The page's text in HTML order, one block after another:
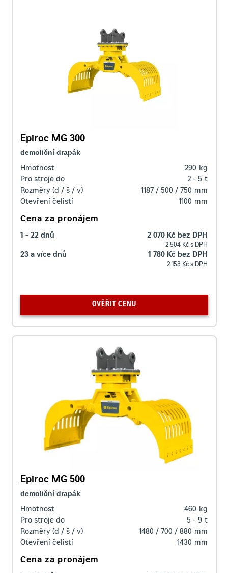
Epiroc MG 300
demoliční drapák
Hmotnost 290 kg
Pro stroje do
2 - 5 t
Rozměry (d / š / v)
1187 / 500 / 750 mm
Otevření čelistí
1100 mm
Cena za pronájem
1 - 22 dnů 2 070 Kč bez DPH
2 504 Kč s DPH
23 a více dnů 1 780 Kč bez DPH
2 153 Kč s DPH
OVĚŘIT CENU
Epiroc MG 500
demoliční drapák
Hmotnost 460 kg
Pro stroje do
5 - 9 t
Rozměry (d / š / v)
1480 / 700 / 880 mm
Otevření čelistí
1430 mm
Cena za pronájem